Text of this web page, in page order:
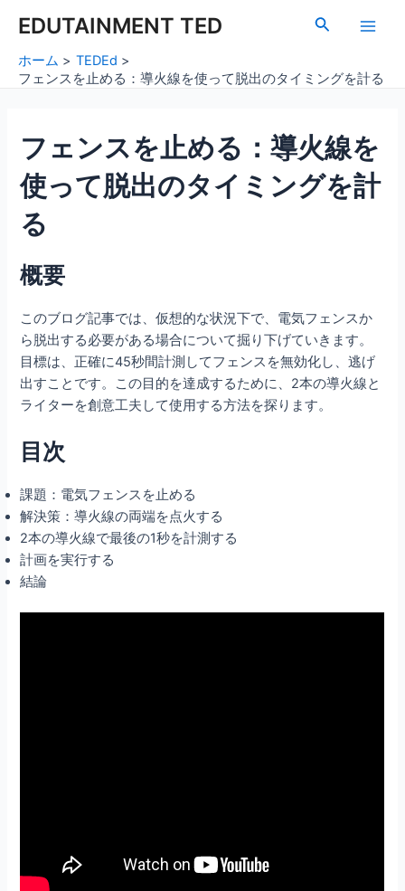
EDUTAINMENT TED
検
Main
ホーム
TEDEd
フェンスを止める：導火線を使って脱出のタイミングを計る
フェンスを止める：導火線を
使って脱出のタイミングを計
る
概要
このブログ記事では、仮想的な状況下で、電気フェンスか
ら脱出する必要がある場合について掘り下げていきます。
目標は、正確に45秒間計測してフェンスを無効化し、逃げ
出すことです。この目的を達成するために、2本の導火線と
ライターを創意工夫して使用する方法を探ります。
目次
課題：電気フェンスを止める
解決策：導火線の両端を点火する
2本の導火線で最後の1秒を計測する
計画を実行する
結論
navigation